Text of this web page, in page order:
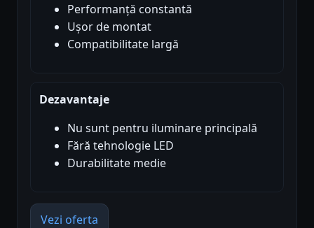
Performanță constantă
Ușor de montat
Compatibilitate largă
Dezavantaje
Nu sunt pentru iluminare principală
Fără tehnologie LED
Durabilitate medie
Vezi oferta